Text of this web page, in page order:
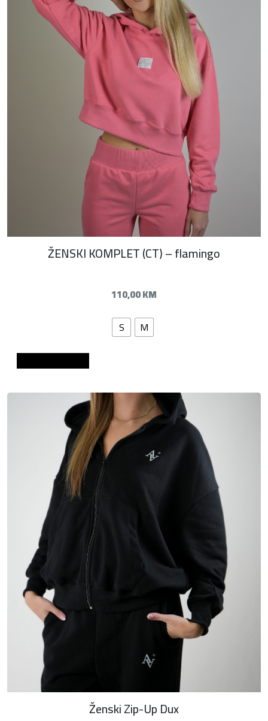
ŽENSKI KOMPLET (CT) – flamingo
110,00KM
S
M
Ženski Zip-Up Dux